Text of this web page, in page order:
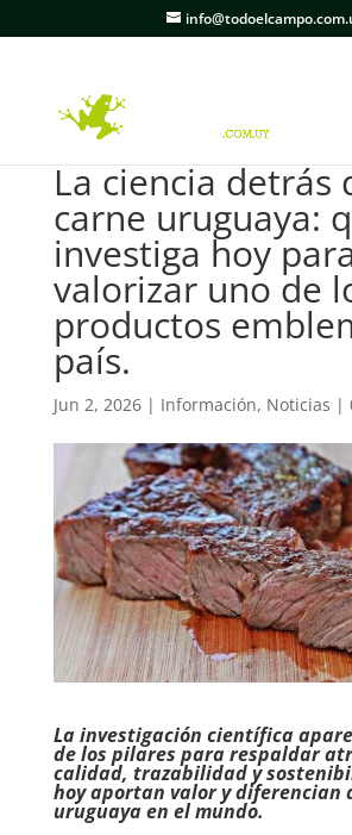
La ciencia detrás
carne uruguaya:
investiga hoy
valorizar uno de
productos
país.
Jun 2, 2026| Información, Noticias |
La investigación científica
de los pilares para respaldar
calidad, trazabilidad y
hoy aportan valor y diferencian
uruguaya en el mundo.